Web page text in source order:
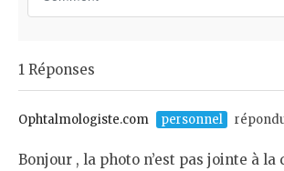
e
n
t
1 Réponses
Ophtalmologiste.com personnel
Bonjour , la photo n’est pas jointe à la